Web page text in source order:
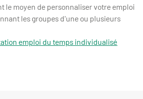
le moyen de personnaliser votre emploi
les groupes d'une ou plusieurs
emploi du temps individualisé